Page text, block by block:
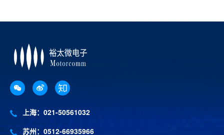
上海：021-50561032
苏州：0512-66935966